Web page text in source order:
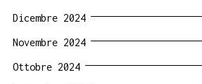
Dicembre 2024
Novembre 2024
Ottobre 2024